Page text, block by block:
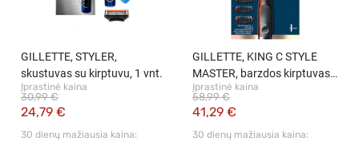
GILLETTE, STYLER,
skustuvas su kirptuvu, 1 vnt.
Įprastinė kaina
24,79 €
30,99 €
30 dienų mažiausia kaina:
GILLETTE, KING C STYLE
MASTER, barzdos kirptuvas,
1 vnt.
Įprastinė kaina
41,29 €
58,99 €
30 dienų mažiausia kaina: